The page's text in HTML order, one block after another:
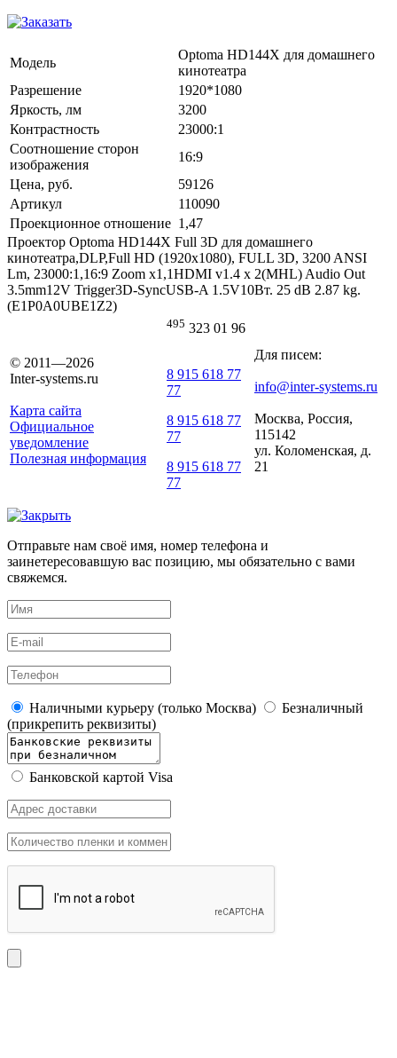
Модель
Optoma HD144X для домашнего
кинотеатра
Разрешение
1920*1080
Яркость, лм
3200
Контрастность
23000:1
Соотношение сторон
изображения
16:9
Цена, руб.
59126
Артикул
110090
Проекционное отношение 1,47
Проектор Optoma HD144X Full 3D для домашнего
кинотеатра,DLP,Full HD (1920x1080), FULL 3D, 3200 ANSI
Lm, 23000:1,16:9 Zoom x1,1HDMI v1.4 x 2(MHL) Audio Out
3.5mm12V Trigger3D-SyncUSB-A 1.5V10Вт. 25 dB 2.87 kg.
(E1P0A0UBE1Z2)
© 2011—2026
Inter-systems.ru
Карта сайта
Официальное
уведомление
Полезная информация
495 323 01 96
8 915 618 77
77
8 915 618 77
77
8 915 618 77
77
Для писем:
info@inter-systems.ru
Москва, Россия,
115142
ул. Коломенская, д.
21
Отправьте нам своё имя, номер телефона и
заинетересовавшую вас позицию, мы обязательно с вами
свяжемся.
Наличными курьеру (только Москва)
Безналичный
(прикрепить реквизиты)
Банковской картой Visa